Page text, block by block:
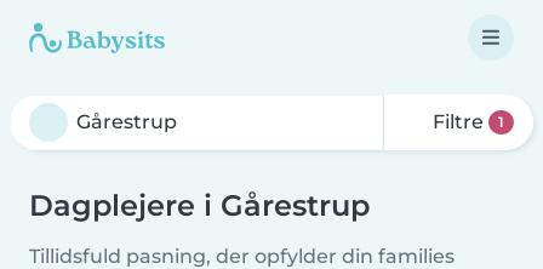
Filtre 1
Dagplejere i Gårestrup
Tillidsfuld pasning, der opfylder din families